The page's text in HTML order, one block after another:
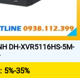
DH-XVR5116HS-5M-
5%-35%